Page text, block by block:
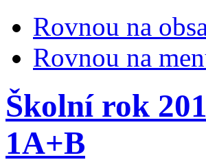
Rovnou na
Rovnou na
Školní rok
1A+B